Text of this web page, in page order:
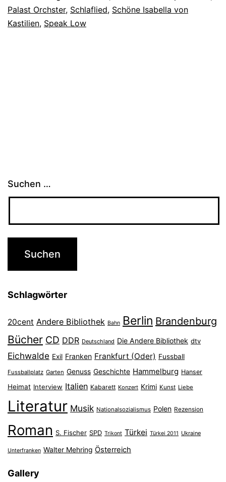
Palast Orchster, Schlaflied, Schöne Isabella von
Kastilien, Speak Low
Suchen …
Schlagwörter
20cent Andere Bibliothek Bahn Berlin Brandenburg
Bücher CD DDR Deutschland Die Andere Bibliothek dtv
Eichwalde Exil Franken Frankfurt (Oder) Fussball
Fussballplatz Garten Genuss Geschichte Hammelburg Hanser
Heimat Interview Italien Kabarett Konzert Krimi Kunst Liebe
Literatur Musik Nationalsozialismus Polen Rezension
Roman S. Fischer SPD Trikont Türkei Türkei 2011 Ukraine
Unterfranken Walter Mehring Österreich
Gallery